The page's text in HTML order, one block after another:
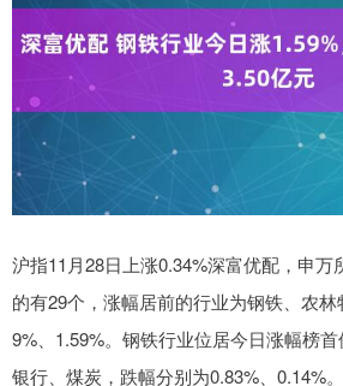
沪指11月28日上涨0.34%深富优配，申万
的有29个，涨幅居前的行业为钢铁、农
9%、1.59%。钢铁行业位居今日涨幅榜
银行、煤炭，跌幅分别为0.83%、0.14%。